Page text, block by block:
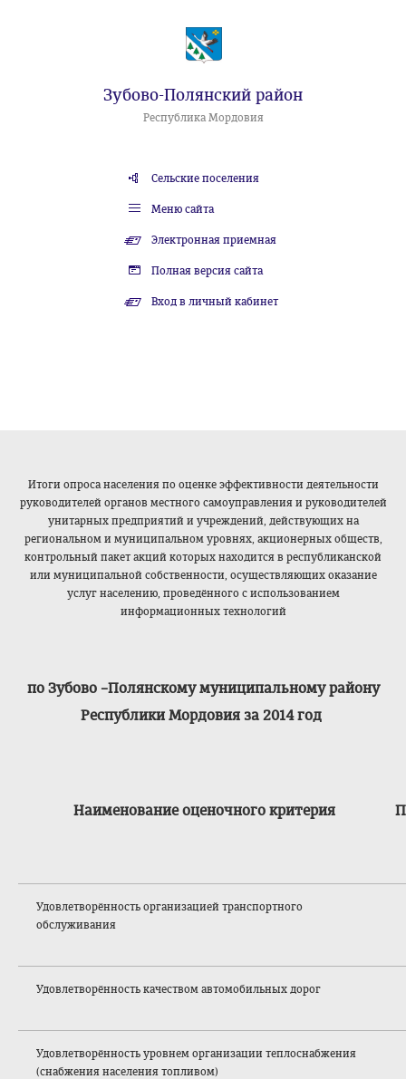
Зубово-Полянский район
Республика Мордовия
Сельские поселения
Меню сайта
Электронная приемная
Полная версия сайта
Вход в личный кабинет
Итоги опроса населения по оценке эффективности деятельности
руководителей органов местного самоуправления и руководителей
унитарных предприятий и учреждений, действующих на
региональном и муниципальном уровнях, акционерных обществ,
контрольный пакет акций которых находится в республиканской
или муниципальной собственности, осуществляющих оказание
услуг населению, проведённого с использованием
информационных технологий
по Зубово –Полянскому муниципальному району
Республики Мордовия за 2014 год
Наименование оценочного критерия
Удовлетворённость организацией транспортного
обслуживания
Удовлетворённость качеством автомобильных дорог
Удовлетворённость уровнем организации теплоснабжения
(снабжения населения топливом)